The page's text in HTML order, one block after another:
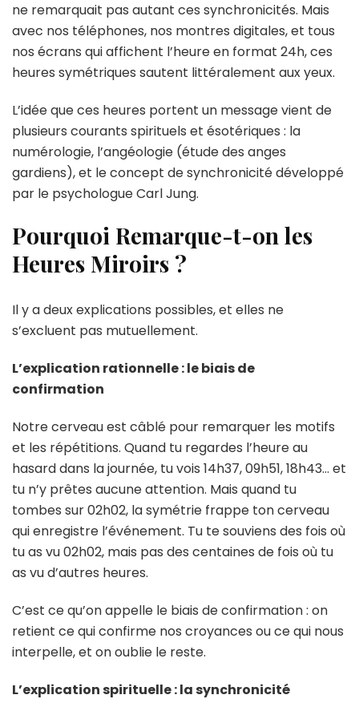
ne remarquait pas autant ces synchronicités. Mais
avec nos téléphones, nos montres digitales, et tous
nos écrans qui affichent l’heure en format 24h, ces
heures symétriques sautent littéralement aux yeux.
L’idée que ces heures portent un message vient de
plusieurs courants spirituels et ésotériques : la
numérologie, l’angéologie (étude des anges
gardiens), et le concept de synchronicité développé
par le psychologue Carl Jung.
Pourquoi Remarque-t-on les
Heures Miroirs ?
Il y a deux explications possibles, et elles ne
s’excluent pas mutuellement.
L’explication rationnelle : le biais de
confirmation
Notre cerveau est câblé pour remarquer les motifs
et les répétitions. Quand tu regardes l’heure au
hasard dans la journée, tu vois 14h37, 09h51, 18h43… et
tu n’y prêtes aucune attention. Mais quand tu
tombes sur 02h02, la symétrie frappe ton cerveau
qui enregistre l’événement. Tu te souviens des fois où
tu as vu 02h02, mais pas des centaines de fois où tu
as vu d’autres heures.
C’est ce qu’on appelle le biais de confirmation : on
retient ce qui confirme nos croyances ou ce qui nous
interpelle, et on oublie le reste.
L’explication spirituelle : la synchronicité